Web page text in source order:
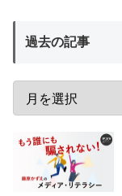
過去の記事